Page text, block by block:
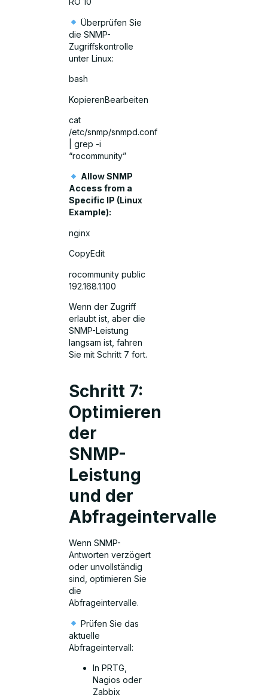
Überprüfen Sie
die SNMP-
Zugriffskontrolle
unter Linux:
bash
KopierenBearbeiten
cat
/etc/snmp/snmpd.conf
| grep -i
“rocommunity”
Allow SNMP
Access from a
Specific IP (Linux
Example):
nginx
CopyEdit
rocommunity public
192.168.1.100
Wenn der Zugriff
erlaubt ist, aber die
SNMP-Leistung
langsam ist, fahren
Sie mit Schritt 7 fort.
Schritt 7:
Optimieren
der
SNMP-
Leistung
und der
Abfrageintervalle
Wenn SNMP-
Antworten verzögert
oder unvollständig
sind, optimieren Sie
die
Abfrageintervalle.
Prüfen Sie das
aktuelle
Abfrageintervall:
In PRTG,
Nagios oder
Zabbix